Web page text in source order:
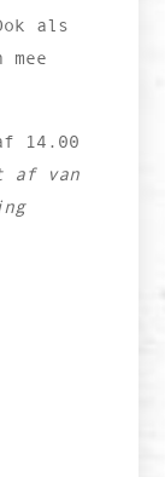
als
14.00
af van